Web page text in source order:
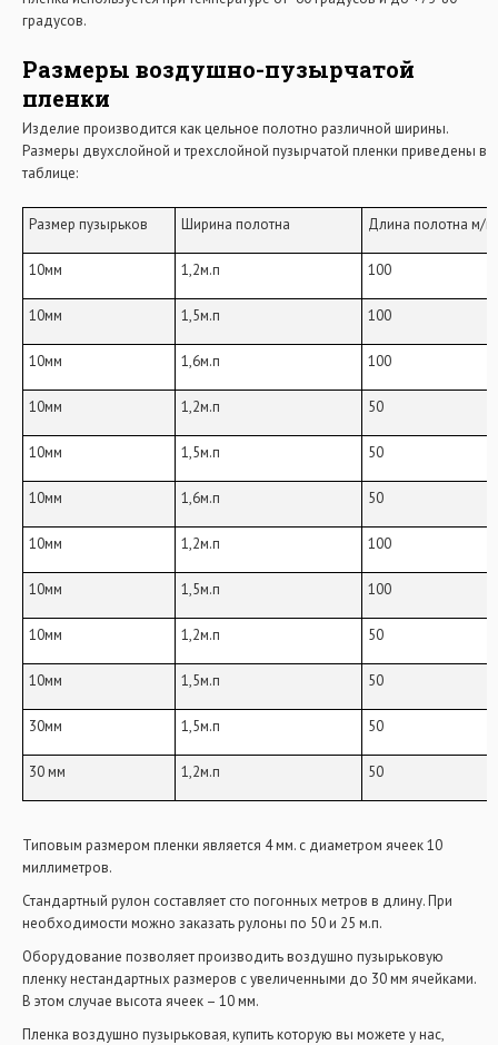
градусов.
Размеры воздушно-пузырчатой
пленки
Изделие производится как цельное полотно различной ширины.
Размеры двухслойной и трехслойной пузырчатой пленки приведены в
таблице:
Размер пузырьков Ширина полотна Длина полотна м/п
10мм 1,2м.п 100
10мм 1,5м.п 100
10мм 1,6м.п 100
10мм 1,2м.п 50
10мм 1,5м.п 50
10мм 1,6м.п 50
10мм 1,2м.п 100
10мм 1,5м.п 100
10мм 1,2м.п 50
10мм 1,5м.п 50
30мм 1,5м.п 50
30 мм 1,2м.п 50
Типовым размером пленки является 4 мм. с диаметром ячеек 10
миллиметров.
Стандартный рулон составляет сто погонных метров в длину. При
необходимости можно заказать рулоны по 50 и 25 м.п.
Оборудование позволяет производить воздушно пузырьковую
пленку нестандартных размеров с увеличенными до 30 мм ячейками.
В этом случае высота ячеек – 10 мм.
Пленка воздушно пузырьковая, купить которую вы можете у нас,